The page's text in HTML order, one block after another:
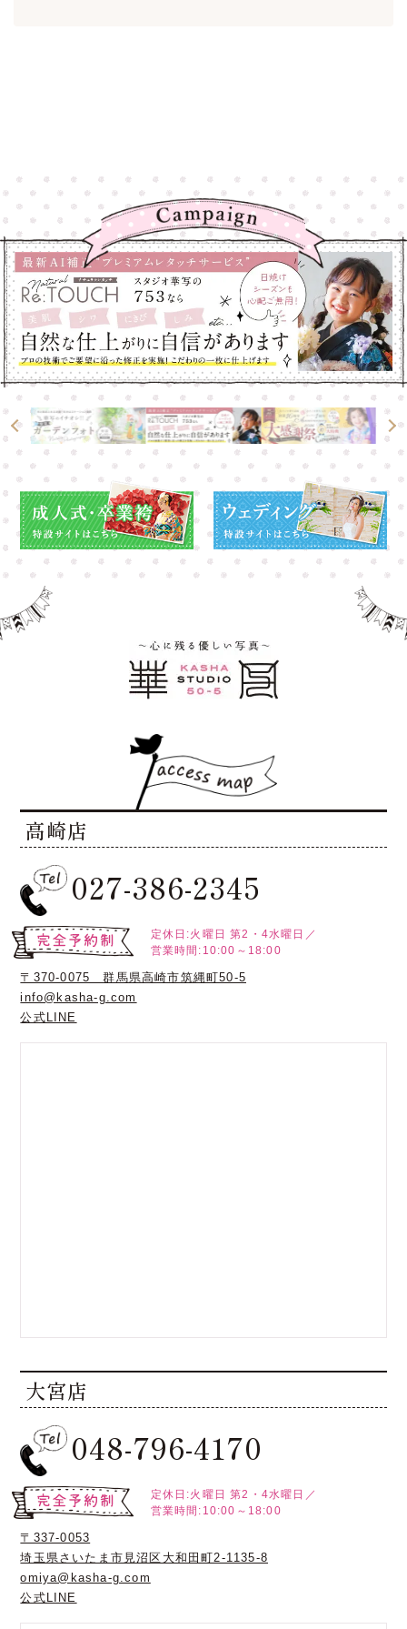
高崎店
027-386-2345
定休日:火曜日 第2・4水曜日／
営業時間:10:00～18:00
〒370-0075 群馬県高崎市筑縄町50-5
info@kasha-g.com
公式LINE
大宮店
048-796-4170
定休日:火曜日 第2・4水曜日／
営業時間:10:00～18:00
〒337-0053
埼玉県さいたま市見沼区大和田町2-1135-8
omiya@kasha-g.com
公式LINE
高崎店
大宮店
高崎店
大宮店